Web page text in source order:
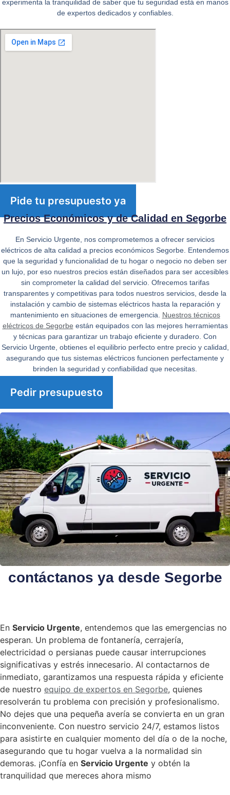
experimenta la tranquilidad de saber que tu seguridad está en manos
de expertos dedicados y confiables.
Pide tu presupuesto ya
Precios Económicos y de Calidad en Segorbe
En Servicio Urgente , nos comprometemos a ofrecer servicios
eléctricos de alta calidad a precios económicos Segorbe. Entendemos
que la seguridad y funcionalidad de tu hogar o negocio no deben ser
un lujo, por eso nuestros precios están diseñados para ser accesibles
sin comprometer la calidad del servicio. Ofrecemos tarifas
transparentes y competitivas para todos nuestros servicios, desde la
instalación y cambio de sistemas eléctricos hasta la reparación y
mantenimiento en situaciones de emergencia. Nuestros técnicos
eléctricos de Segorbe están equipados con las mejores herramientas
y técnicas para garantizar un trabajo eficiente y duradero. Con
Servicio Urgente, obtienes el equilibrio perfecto entre precio y calidad,
asegurando que tus sistemas eléctricos funcionen perfectamente y
brinden la seguridad y confiabilidad que necesitas.
Pedir presupuesto
contáctanos ya desde Segorbe
En Servicio Urgente, entendemos que las emergencias no
esperan. Un problema de fontanería, cerrajería,
electricidad o persianas puede causar interrupciones
significativas y estrés innecesario. Al contactarnos de
inmediato, garantizamos una respuesta rápida y eficiente
de nuestro equipo de expertos en Segorbe, quienes
resolverán tu problema con precisión y profesionalismo.
No dejes que una pequeña avería se convierta en un gran
inconveniente. Con nuestro servicio 24/7, estamos listos
para asistirte en cualquier momento del día o de la noche,
asegurando que tu hogar vuelva a la normalidad sin
demoras. ¡Confía en Servicio Urgente y obtén la
tranquilidad que mereces ahora mismo